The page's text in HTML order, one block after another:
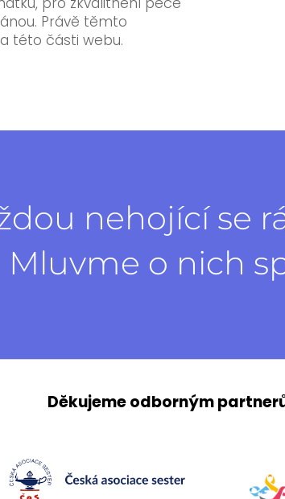
Právě těmto
této části webu.
nehojící se
Mluvme o nich
Děkujeme odborným